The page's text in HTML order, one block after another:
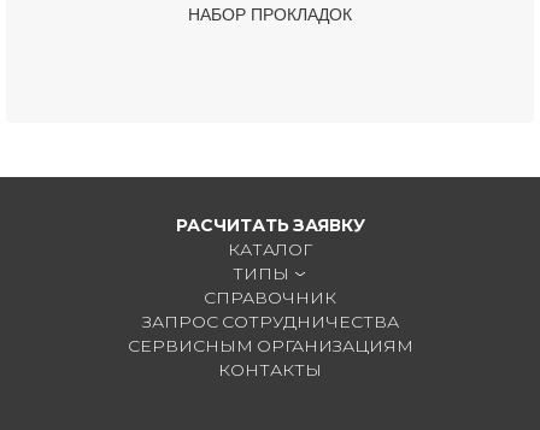
НАБОР ПРОКЛАДОК
РАСЧИТАТЬ ЗАЯВКУ
КАТАЛОГ
ТИПЫ
СПРАВОЧНИК
ЗАПРОС СОТРУДНИЧЕСТВА
СЕРВИСНЫМ ОРГАНИЗАЦИЯМ
КОНТАКТЫ